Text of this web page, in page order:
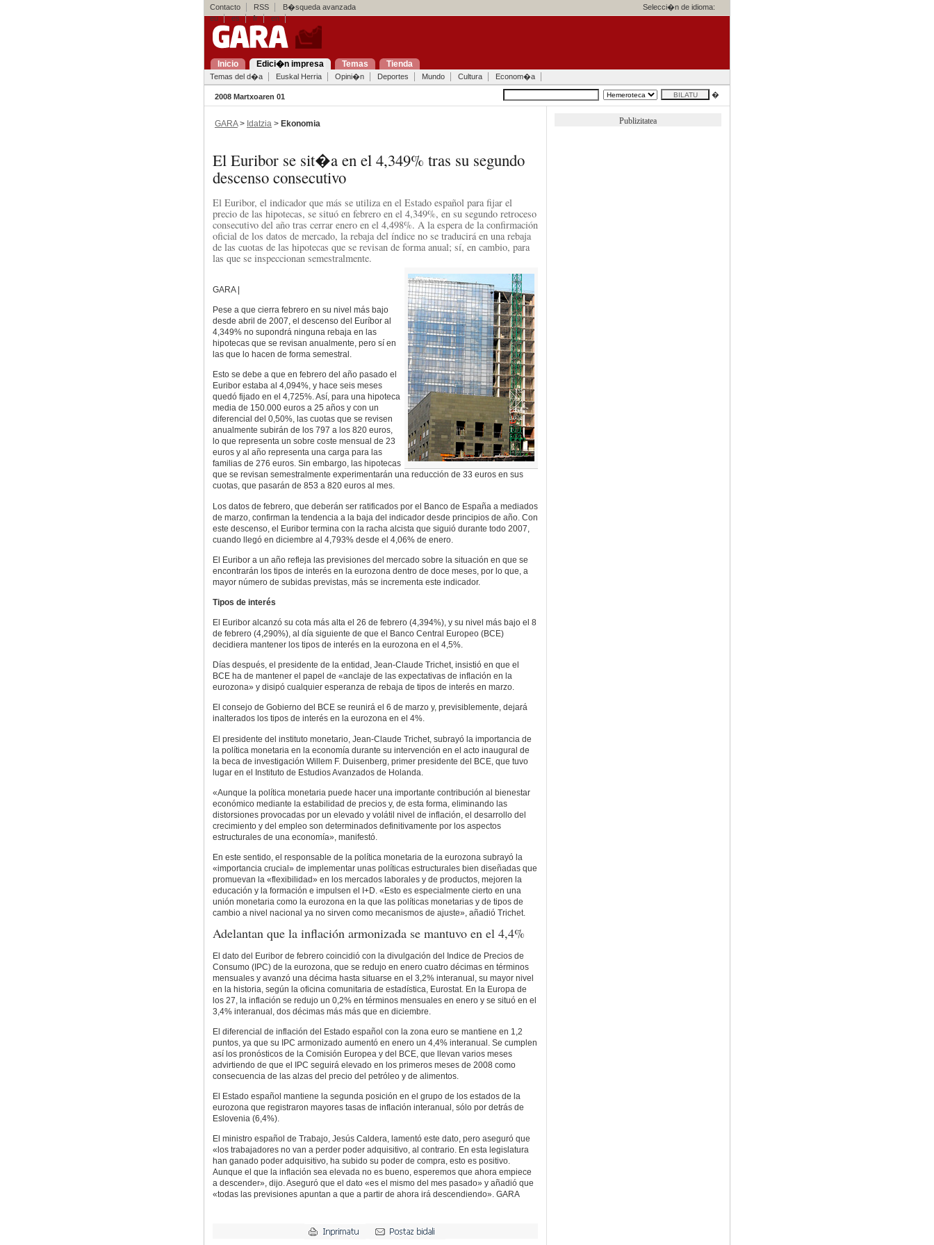
Contacto RSS B�squeda avanzada
Selecci�n de idioma:
eu
es fr en
Inicio Edici�n impresa Temas Tienda
Temas del d�a Euskal Herria Opini�n Deportes Mundo Cultura Econom�a
2008 Martxoaren 01 �
GARA> Idatzia > Ekonomia
El Euribor se sit�a en el 4,349% tras su segundo
descenso consecutivo
El Euribor, el indicador que más se utiliza en el Estado español para fijar el
precio de las hipotecas, se situó en febrero en el 4,349%, en su segundo retroceso
consecutivo del año tras cerrar enero en el 4,498%. A la espera de la confirmación
oficial de los datos de mercado, la rebaja del índice no se traducirá en una rebaja
de las cuotas de las hipotecas que se revisan de forma anual; sí, en cambio, para
las que se inspeccionan semestralmente.
GARA |
Pese a que cierra febrero en su nivel más bajo
desde abril de 2007, el descenso del Euríbor al
4,349% no supondrá ninguna rebaja en las
hipotecas que se revisan anualmente, pero sí en
las que lo hacen de forma semestral.
Esto se debe a que en febrero del año pasado el
Euribor estaba al 4,094%, y hace seis meses
quedó fijado en el 4,725%. Así, para una hipoteca
media de 150.000 euros a 25 años y con un
diferencial del 0,50%, las cuotas que se revisen
anualmente subirán de los 797 a los 820 euros,
lo que representa un sobre coste mensual de 23
euros y al año representa una carga para las
familias de 276 euros. Sin embargo, las hipotecas
que se revisan semestralmente experimentarán una reducción de 33 euros en sus
cuotas, que pasarán de 853 a 820 euros al mes.
Los datos de febrero, que deberán ser ratificados por el Banco de España a mediados
de marzo, confirman la tendencia a la baja del indicador desde principios de año. Con
este descenso, el Euribor termina con la racha alcista que siguió durante todo 2007,
cuando llegó en diciembre al 4,793% desde el 4,06% de enero.
El Euribor a un año refleja las previsiones del mercado sobre la situación en que se
encontrarán los tipos de interés en la eurozona dentro de doce meses, por lo que, a
mayor número de subidas previstas, más se incrementa este indicador.
Tipos de interés
El Euribor alcanzó su cota más alta el 26 de febrero (4,394%), y su nivel más bajo el 8
de febrero (4,290%), al día siguiente de que el Banco Central Europeo (BCE)
decidiera mantener los tipos de interés en la eurozona en el 4,5%.
Días después, el presidente de la entidad, Jean-Claude Trichet, insistió en que el
BCE ha de mantener el papel de «anclaje de las expectativas de inflación en la
eurozona» y disipó cualquier esperanza de rebaja de tipos de interés en marzo.
El consejo de Gobierno del BCE se reunirá el 6 de marzo y, previsiblemente, dejará
inalterados los tipos de interés en la eurozona en el 4%.
El presidente del instituto monetario, Jean-Claude Trichet, subrayó la importancia de
la política monetaria en la economía durante su intervención en el acto inaugural de
la beca de investigación Willem F. Duisenberg, primer presidente del BCE, que tuvo
lugar en el Instituto de Estudios Avanzados de Holanda.
«Aunque la política monetaria puede hacer una importante contribución al bienestar
económico mediante la estabilidad de precios y, de esta forma, eliminando las
distorsiones provocadas por un elevado y volátil nivel de inflación, el desarrollo del
crecimiento y del empleo son determinados definitivamente por los aspectos
estructurales de una economía», manifestó.
En este sentido, el responsable de la política monetaria de la eurozona subrayó la
«importancia crucial» de implementar unas políticas estructurales bien diseñadas que
promuevan la «flexibilidad» en los mercados laborales y de productos, mejoren la
educación y la formación e impulsen el I+D. «Esto es especialmente cierto en una
unión monetaria como la eurozona en la que las políticas monetarias y de tipos de
cambio a nivel nacional ya no sirven como mecanismos de ajuste», añadió Trichet.
Adelantan que la inflación armonizada se mantuvo en el 4,4%
El dato del Euribor de febrero coincidió con la divulgación del Indice de Precios de
Consumo (IPC) de la eurozona, que se redujo en enero cuatro décimas en términos
mensuales y avanzó una décima hasta situarse en el 3,2% interanual, su mayor nivel
en la historia, según la oficina comunitaria de estadística, Eurostat. En la Europa de
los 27, la inflación se redujo un 0,2% en términos mensuales en enero y se situó en el
3,4% interanual, dos décimas más más que en diciembre.
El diferencial de inflación del Estado español con la zona euro se mantiene en 1,2
puntos, ya que su IPC armonizado aumentó en enero un 4,4% interanual. Se cumplen
así los pronósticos de la Comisión Europea y del BCE, que llevan varios meses
advirtiendo de que el IPC seguirá elevado en los primeros meses de 2008 como
consecuencia de las alzas del precio del petróleo y de alimentos.
El Estado español mantiene la segunda posición en el grupo de los estados de la
eurozona que registraron mayores tasas de inflación interanual, sólo por detrás de
Eslovenia (6,4%).
El ministro español de Trabajo, Jesús Caldera, lamentó este dato, pero aseguró que
«los trabajadores no van a perder poder adquisitivo, al contrario. En esta legislatura
han ganado poder adquisitivo, ha subido su poder de compra, esto es positivo.
Aunque el que la inflación sea elevada no es bueno, esperemos que ahora empiece
a descender», dijo. Aseguró que el dato «es el mismo del mes pasado» y añadió que
«todas las previsiones apuntan a que a partir de ahora irá descendiendo». GARA
Publizitatea